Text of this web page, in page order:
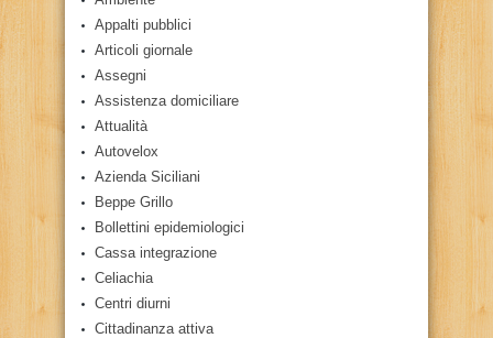
Appalti pubblici
Articoli giornale
Assegni
Assistenza domiciliare
Attualità
Autovelox
Azienda Siciliani
Beppe Grillo
Bollettini epidemiologici
Cassa integrazione
Celiachia
Centri diurni
Cittadinanza attiva